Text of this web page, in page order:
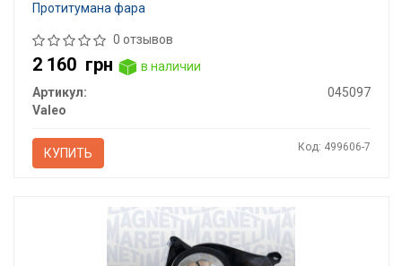
Протитумана фара
0 отзывов
2 160 грн
в наличии
Артикул:
045097
Valeo
КУПИТЬ Код: 499606-7